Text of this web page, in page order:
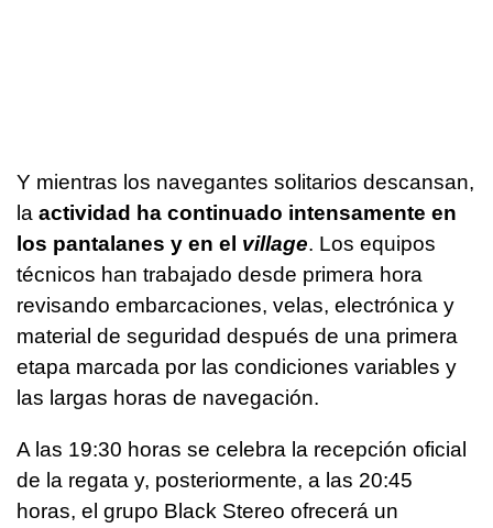
Y mientras los navegantes solitarios descansan,
la actividad ha continuado intensamente en
los pantalanes y en el village. Los equipos
técnicos han trabajado desde primera hora
revisando embarcaciones, velas, electrónica y
material de seguridad después de una primera
etapa marcada por las condiciones variables y
las largas horas de navegación.
A las 19:30 horas se celebra la recepción oficial
de la regata y, posteriormente, a las 20:45
horas, el grupo Black Stereo ofrecerá un